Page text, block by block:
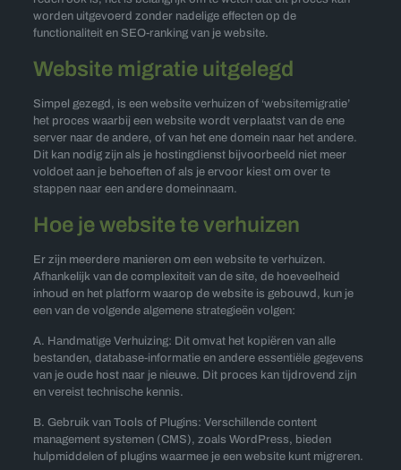
worden uitgevoerd zonder nadelige effecten op de
functionaliteit en SEO-ranking van je website.
Website migratie uitgelegd
Simpel gezegd, is een website verhuizen of ‘websitemigratie’
het proces waarbij een website wordt verplaatst van de ene
server naar de andere, of van het ene domein naar het andere.
Dit kan nodig zijn als je hostingdienst bijvoorbeeld niet meer
voldoet aan je behoeften of als je ervoor kiest om over te
stappen naar een andere domeinnaam.
Hoe je website te verhuizen
Er zijn meerdere manieren om een website te verhuizen.
Afhankelijk van de complexiteit van de site, de hoeveelheid
inhoud en het platform waarop de website is gebouwd, kun je
een van de volgende algemene strategieën volgen:
A. Handmatige Verhuizing: Dit omvat het kopiëren van alle
bestanden, database-informatie en andere essentiële gegevens
van je oude host naar je nieuwe. Dit proces kan tijdrovend zijn
en vereist technische kennis.
B. Gebruik van Tools of Plugins: Verschillende content
management systemen (CMS), zoals WordPress, bieden
hulpmiddelen of plugins waarmee je een website kunt migreren.